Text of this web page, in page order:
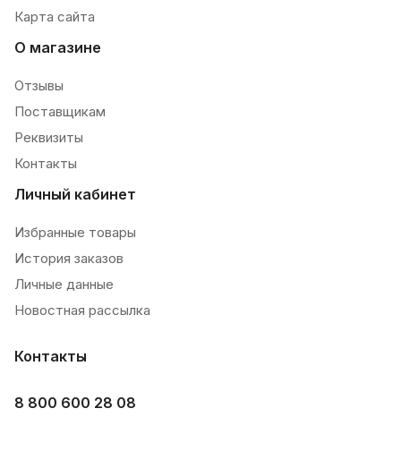
Карта сайта
О магазине
Отзывы
Поставщикам
Реквизиты
Контакты
Личный кабинет
Избранные товары
История заказов
Личные данные
Новостная рассылка
Контакты
8 800 600 28 08